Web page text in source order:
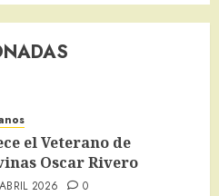
el Veterano de
Oscar Rivero
2026 0